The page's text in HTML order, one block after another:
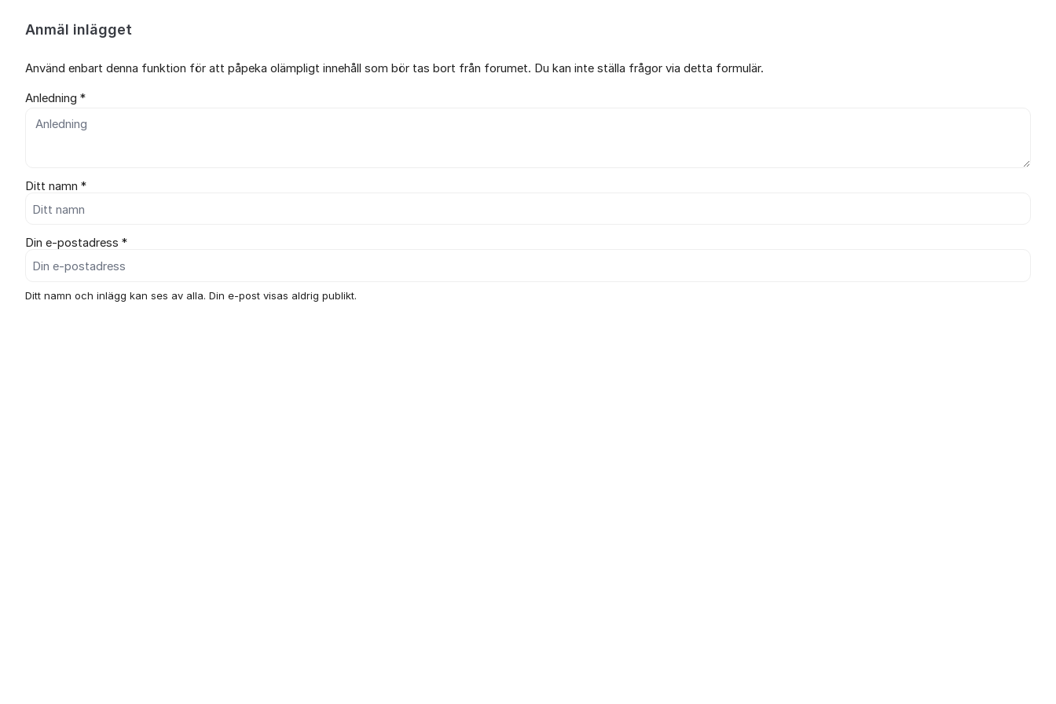
Anmäl inlägget
Använd enbart denna funktion för att påpeka olämpligt innehåll som bör tas bort från forumet. Du kan inte ställa frågor via detta formulär.
Anledning *
Ditt namn *
Din e-postadress *
Ditt namn och inlägg kan ses av alla. Din e-post visas aldrig publikt.